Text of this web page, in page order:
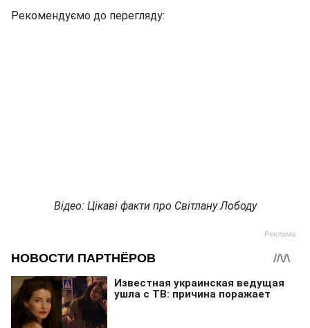
Рекомендуємо до перегляду:
Відео: Цікаві факти про Світлану Лободу